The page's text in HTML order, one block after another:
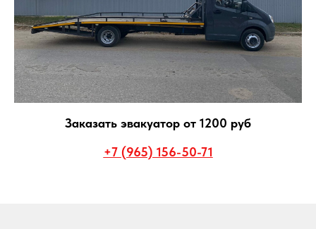
Заказать эвакуатор от 1200 руб
+7 (965) 156-50-71